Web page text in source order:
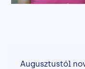
Augusztustól